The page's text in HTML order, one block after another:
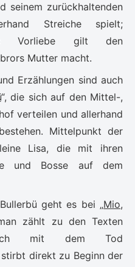
seinem zurückhaltenden
Streiche spielt;
Vorliebe gilt den
Mutter macht.
Erzählungen sind auch
“, die sich auf den Mittel-,
verteilen und allerhand
Mittelpunkt der
Lisa, die mit ihren
und Bosse auf dem
geht es bei „Mio,
zählt zu den Texten
mit dem Tod
direkt zu Beginn der